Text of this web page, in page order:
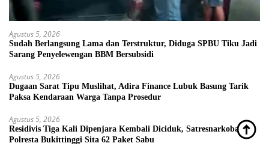
Agustus 5, 2026
Sudah Berlangsung Lama dan Terstruktur, Diduga SPBU Tiku Jadi
Sarang Penyelewengan BBM Bersubsidi
Agustus 5, 2026
Dugaan Sarat Tipu Muslihat, Adira Finance Lubuk Basung Tarik
Paksa Kendaraan Warga Tanpa Prosedur
Agustus 5, 2026
Residivis Tiga Kali Dipenjara Kembali Diciduk, Satresnarkoba
Polresta Bukittinggi Sita 62 Paket Sabu